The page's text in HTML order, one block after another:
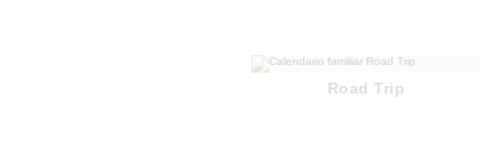
Road Trip